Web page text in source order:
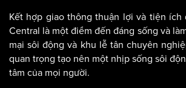
Kết hợp giao thông thuận lợi và tiện ích
Central là một điểm đến đáng sống và
mại sôi động và khu lễ tân chuyên
quan trọng tạo nên một nhịp sống sôi
tâm của mọi người.